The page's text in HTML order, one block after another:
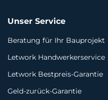
Unser Service
Beratung für Ihr Bauprojekt
Letwork Handwerkerservice
Letwork Bestpreis-Garantie
Geld-zurück-Garantie